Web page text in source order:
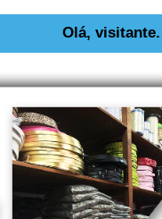
Olá, visitante.